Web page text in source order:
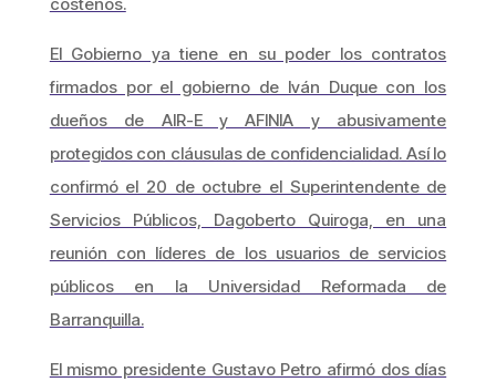
costeños.
El Gobierno ya tiene en su poder los contratos
firmados por el gobierno de Iván Duque con los
dueños de AIR-E y AFINIA y abusivamente
protegidos con cláusulas de confidencialidad. Así lo
confirmó el 20 de octubre el Superintendente de
Servicios Públicos, Dagoberto Quiroga, en una
reunión con líderes de los usuarios de servicios
públicos en la Universidad Reformada de
Barranquilla.
El mismo presidente Gustavo Petro afirmó dos días